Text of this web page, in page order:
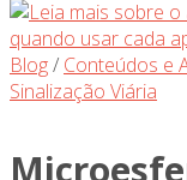
Blog/ Conteúdos e
Sinalização Viária